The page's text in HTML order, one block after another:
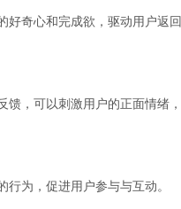
好奇心和完成欲，驱动用户返回
，可以刺激用户的正面情绪，
为，促进用户参与与互动。